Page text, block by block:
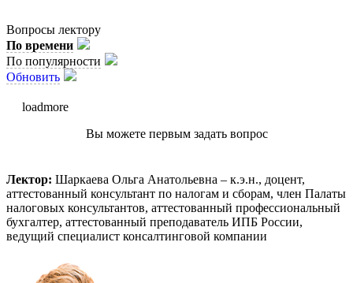
Вопросы лектору
По времени
По популярности
Обновить
loadmore
Вы можете первым задать вопрос
Лектор: Шаркаева Ольга Анатольевна – к.э.н., доцент,
аттестованный консультант по налогам и сборам, член Палаты
налоговых консультантов, аттестованный профессиональный
бухгалтер, аттестованный преподаватель ИПБ России,
ведущий специалист консалтинговой компании